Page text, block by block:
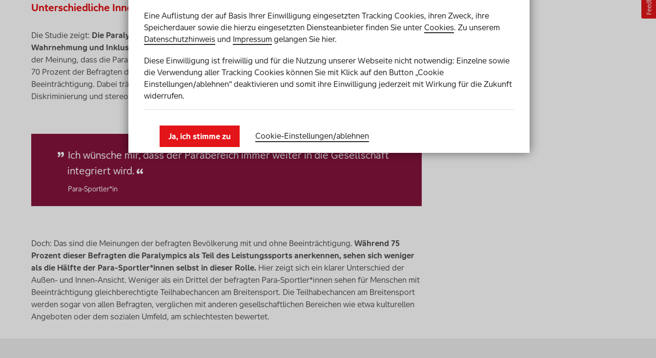
Unterschiedliche Innen- und Außenansicht
Die Studie zeigt: Die Paralympics haben einen signifikanten Einfluss auf die gesellschaftliche
Wahrnehmung und Inklusion von Menschen mit Beeinträchtigung.
der Meinung, dass die Paralympischen Spiele die Inklusion in der Gesellschaft fördern. Zudem sehen mehr als
70 Prozent der Befragten die Spiele als wichtigen Beitrag gegen Diskriminierung von Menschen mit
Beeinträchtigung. Dabei trägt die erhöhte Sichtbarkeit von Para-Sportler*innen laut den Befragten dazu bei,
Diskriminierung und stereotype Gesellschaftsbilder abzubauen.
Ich wünsche mir, dass der Parabereich immer weiter in die Gesellschaft
integriert wird.
Para-Sportler*in
Doch: Das sind die Meinungen der befragten Bevölkerung mit und ohne Beeinträchtigung. Während 75
Prozent dieser Befragten die Paralympics als Teil des Leistungssports anerkennen, sehen sich weniger
als die Hälfte der Para-Sportler*innen selbst in dieser Rolle. Hier zeigt sich ein klarer Unterschied der
Außen- und Innen-Ansicht. Weniger als ein Drittel der befragten Para-Sportler*innen sehen für Menschen mit
Beeinträchtigung gleichberechtigte Teilhabechancen am Breitensport. Die Teilhabechancen am Breitensport
werden sogar von allen Befragten, verglichen mit anderen gesellschaftlichen Bereichen wie etwa kulturellen
Angeboten oder dem sozialen Umfeld, am schlechtesten bewertet.
Eine Auflistung der auf Basis Ihrer Einwilligung eingesetzten Tracking Cookies, ihren Zweck, ihre
Speicherdauer sowie die hierzu eingesetzten Diensteanbieter finden Sie unterCookies. Zu unserem
Datenschutzhinweis und Impressumgelangen Sie hier.
Diese Einwilligung ist freiwillig und für die Nutzung unserer Webseite nicht notwendig: Einzelne sowie
die Verwendung aller Tracking Cookies können Sie mit Klick auf den Button „Cookie
Einstellungen/ablehnen“ deaktivieren und somit ihre Einwilligung jederzeit mit Wirkung für die Zukunft
widerrufen.
Ja, ich stimme zu Cookie-Einstellungen­/­ablehnen